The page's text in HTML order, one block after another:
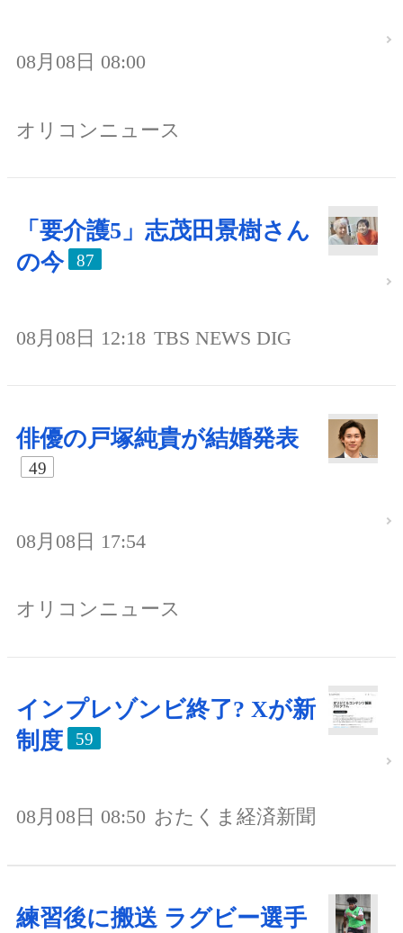
08月08日 08:00
オリコンニュース
「要介護5」志茂田景樹さん
の今
87
08月08日 12:18 TBS NEWS DIG
俳優の戸塚純貴が結婚発表
49
08月08日 17:54
オリコンニュース
インプレゾンビ終了? Xが新
制度
59
08月08日 08:50 おたくま経済新聞
練習後に搬送 ラグビー選手